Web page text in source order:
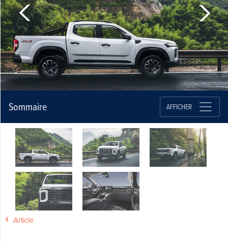
Sommaire AFFICHER
Article